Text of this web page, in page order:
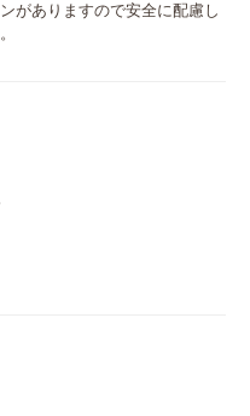
がありますので安全に配慮し